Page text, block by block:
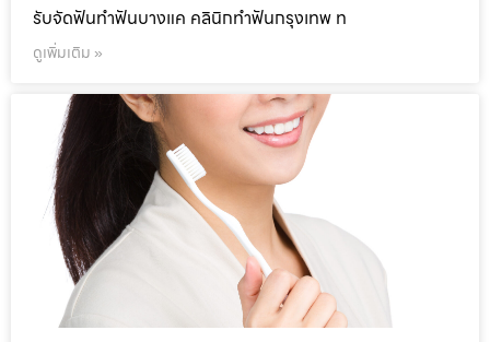
รับจัดฟันทำฟันบางแค คลินิกทำฟันกรุงเทพ ท
ดูเพิ่มเติม »